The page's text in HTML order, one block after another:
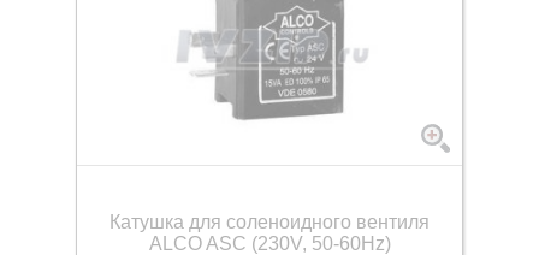
Катушка для соленоидного вентиля
ALCO ASC (230V, 50-60Hz)